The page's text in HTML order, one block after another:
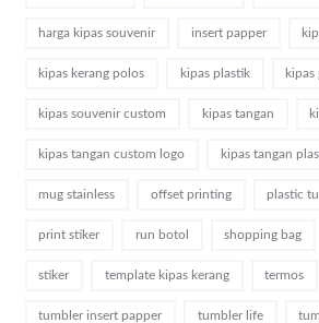
harga kipas souvenir insert papper
kipas kerang polos kipas plastik kipas
kipas souvenir custom kipas tangan
kipas tangan custom logo kipas tangan
mug stainless offset printing plastic
print stiker run botol shopping bag
stiker template kipas kerang termos
tumbler insert papper tumbler life